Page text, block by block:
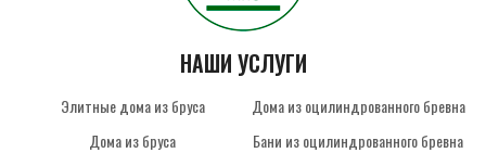
НАШИ УСЛУГИ
Элитные дома из бруса
Дома из бруса
Дома из оцилиндрованного бревна
Бани из оцилиндрованного бревна